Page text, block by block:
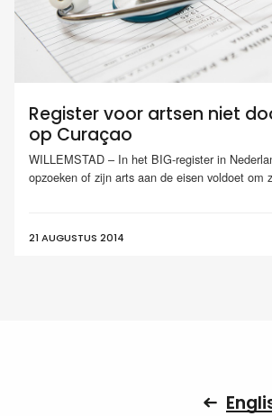
Register voor artsen niet
op Curaçao
WILLEMSTAD – In het BIG-register in
opzoeken of zijn arts aan de eisen voldoet om
21 AUGUSTUS 2014